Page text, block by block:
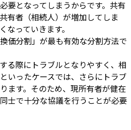
要となってしまうからです。共有
有者（相続人）が増加してしま
なっていきます。
価分割」が最も有効な分割方法で
る際にトラブルとなりやすく、相
いったケースでは、さらにトラブ
ます。そのため、現所有者が健在
士で十分な協議を行うことが必要